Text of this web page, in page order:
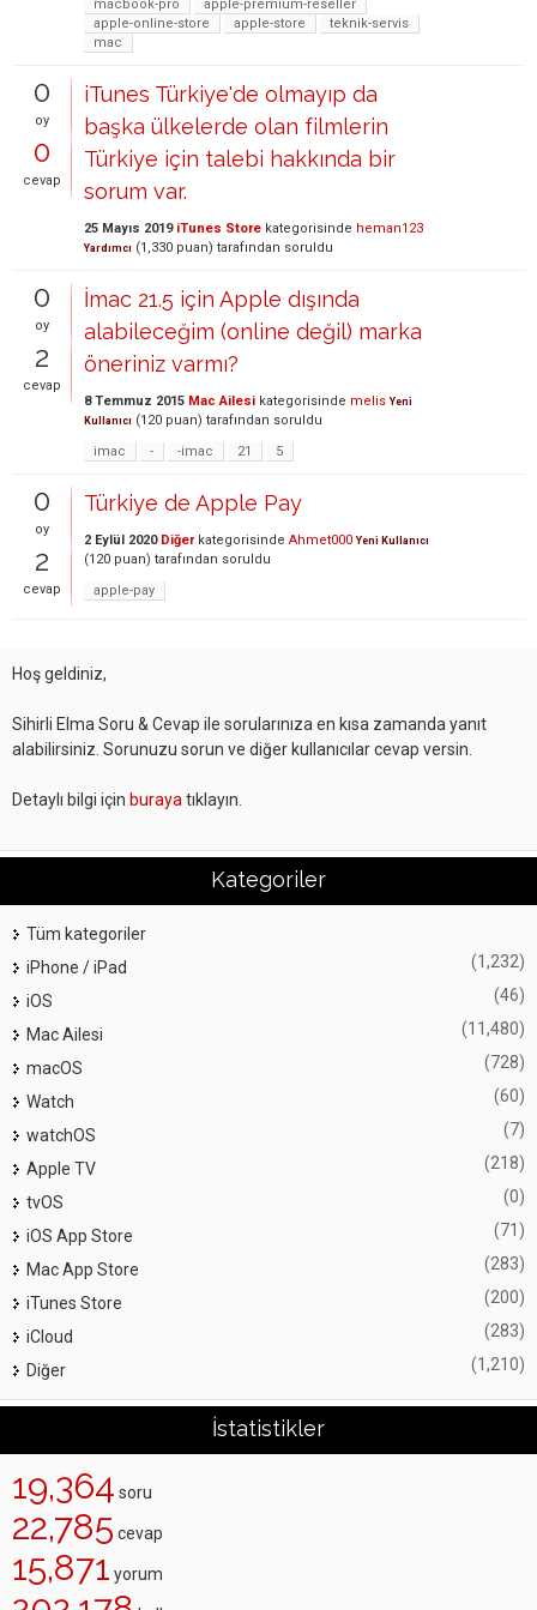
macbook-pro
apple-premium-reseller
apple-online-store
apple-store
teknik-servis
mac
0
oy
0
cevap
iTunes Türkiye'de olmayıp da
başka ülkelerde olan filmlerin
Türkiye için talebi hakkında bir
sorum var.
25 Mayıs 2019 iTunes Store kategorisinde heman123
Yardımcı (1,330 puan) tarafından soruldu
0
oy
2
cevap
İmac 21.5 için Apple dışında
alabileceğim (online değil) marka
öneriniz varmı?
8 Temmuz 2015 Mac Ailesi kategorisinde melis Yeni
Kullanıcı (120 puan) tarafından soruldu
imac
- -imac 21 5
0
oy
2
cevap
Türkiye de Apple Pay
2 Eylül 2020 Diğerkategorisinde Ahmet000 Yeni Kullanıcı
(120 puan) tarafından soruldu
apple-pay
Hoş geldiniz,
Sihirli Elma Soru & Cevap ile sorularınıza en kısa zamanda yanıt
alabilirsiniz. Sorunuzu sorun ve diğer kullanıcılar cevap versin.
Detaylı bilgi için buraya tıklayın.
Kategoriler
Tüm kategoriler
iPhone / iPad
(1,232)
iOS (46)
Mac Ailesi (11,480)
macOS (728)
Watch (60)
watchOS (7)
Apple TV (218)
tvOS (0)
iOS App Store (71)
Mac App Store (283)
iTunes Store (200)
iCloud (283)
Diğer (1,210)
İstatistikler
19,364 soru
22,785 cevap
15,871 yorum